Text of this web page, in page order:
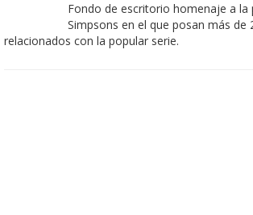
Fondo de escritorio homenaje a la
Simpsons en el que posan más de
relacionados con la popular serie.